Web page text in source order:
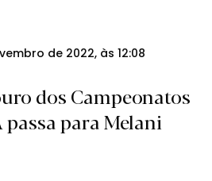
de 2022, às 12:08
dos Campeonatos
passa para Melani